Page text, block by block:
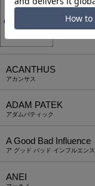
ACANTHUS
アカンサス
ADAM PATEK
アダムパティック
A Good Bad Influence
ア グッド バッド インフルエンス
ANEI